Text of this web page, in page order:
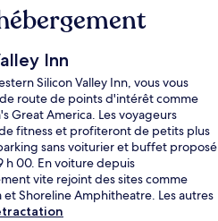
Inn
Silicon Valley Inn, vous vous
route de points d'intérêt comme
Great America. Les voyageurs
fitness et profiteront de petits plus
sans voiturier et buffet proposé
h 00. En voiture depuis
vite rejoint des sites comme
et Shoreline Amphitheatre. Les autres